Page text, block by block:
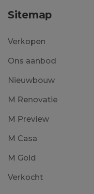
Sitemap
Verkopen
Ons aanbod
Nieuwbouw
M Renovatie
M Preview
M Casa
M Gold
Verkocht